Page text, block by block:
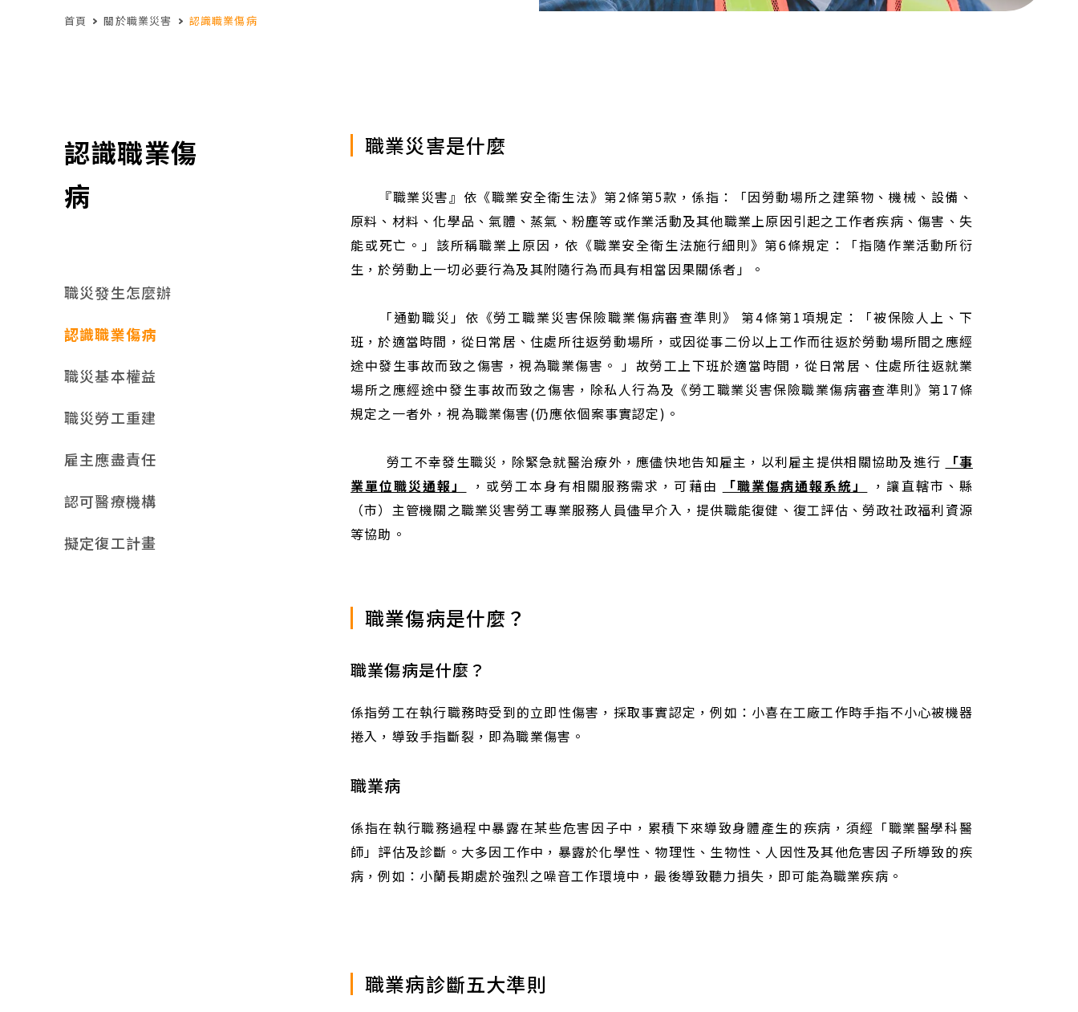
首頁 關於職業災害 認識職業傷病
認識職業傷
病
職災發生怎麼辦
認識職業傷病
職災基本權益
職災勞工重建
雇主應盡責任
認可醫療機構
擬定復工計畫
職業災害是什麼
『職業災害』依《職業安全衛生法》第2條第5款，係指：「因勞動場所之建築物、機械、設備、
原料、材料、化學品、氣體、蒸氣、粉塵等或作業活動及其他職業上原因引起之工作者疾病、傷害、失
能或死亡。」該所稱職業上原因，依《職業安全衛生法施行細則》第6條規定：「指隨作業活動所衍
生，於勞動上一切必要行為及其附隨行為而具有相當因果關係者」。
「通勤職災」依《勞工職業災害保險職業傷病審查準則》 第4條第1項規定：「被保險人上、下
班，於適當時間，從日常居、住處所往返勞動場所，或因從事二份以上工作而往返於勞動場所間之應經
途中發生事故而致之傷害，視為職業傷害。 」故勞工上下班於適當時間，從日常居、住處所往返就業
場所之應經途中發生事故而致之傷害，除私人行為及《勞工職業災害保險職業傷病審查準則》第17條
規定之一者外，視為職業傷害(仍應依個案事實認定)。
勞工不幸發生職災，除緊急就醫治療外，應儘快地告知雇主，以利雇主提供相關協助及進行
「事
業單位職災通報」
，或勞工本身有相關服務需求，可藉由 「職業傷病通報系統」
，讓直轄市、縣
（市）主管機關之職業災害勞工專業服務人員儘早介入，提供職能復健、復工評估、勞政社政福利資源
等協助。
職業傷病是什麼？
職業傷病是什麼？
係指勞工在執行職務時受到的立即性傷害，採取事實認定，例如：小喜在工廠工作時手指不小心被機器
捲入，導致手指斷裂，即為職業傷害。
職業病
係指在執行職務過程中暴露在某些危害因子中，累積下來導致身體產生的疾病，須經「職業醫學科醫
師」評估及診斷。大多因工作中，暴露於化學性、物理性、生物性、人因性及其他危害因子所導致的疾
病，例如：小蘭長期處於強烈之噪音工作環境中，最後導致聽力損失，即可能為職業疾病。
職業病診斷五大準則